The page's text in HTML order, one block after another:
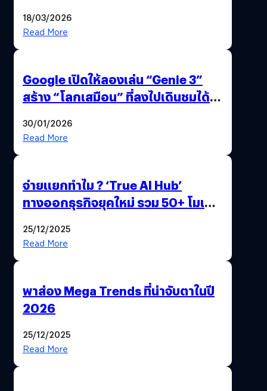
18/03/2026
Read More
Google เปิดให้ลองเล่น “Genie 3”
สร้าง “โลกเสมือน” ที่ลงไปเดินชมได้
30/01/2026
Read More
จ่ายแยกทำไม ? ‘True AI Hub’
ทางออกธุรกิจยุคใหม่ รวม 50+ โมเดล
25/12/2025
Read More
พาส่อง Mega Trends ที่น่าจับตาในปี
2026
25/12/2025
Read More